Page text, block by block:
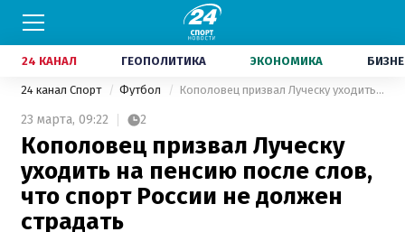
24 КАНАЛ ГЕОПОЛИТИКА ЭКОНОМИКА
24 канал Спорт Футбол Кополовец призвал Луческу уходить на пенсию после слов, что спорт России не должен страдать
23 марта, 09:22 2
Кополовец призвал Луческу
уходить на пенсию после слов,
что спорт России не должен
страдать